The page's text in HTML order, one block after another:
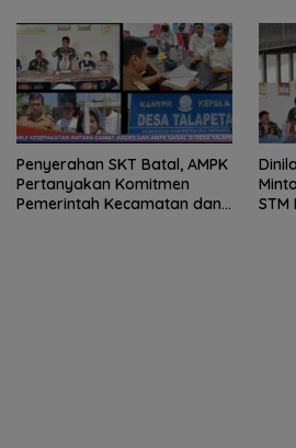
Penyerahan SKT Batal, AMPK
Pertanyakan Komitmen
Pemerintah Kecamatan dan
STM